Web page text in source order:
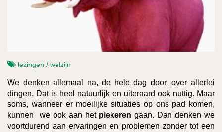
lezingen / welzijn
We denken allemaal na, de hele dag door, over allerlei
dingen. Dat is heel natuurlijk en uiteraard ook nuttig. Maar
soms, wanneer er moeilijke situaties op ons pad komen,
kunnen we ook aan het piekerengaan. Dan denken we
voortdurend aan ervaringen en problemen zonder tot een